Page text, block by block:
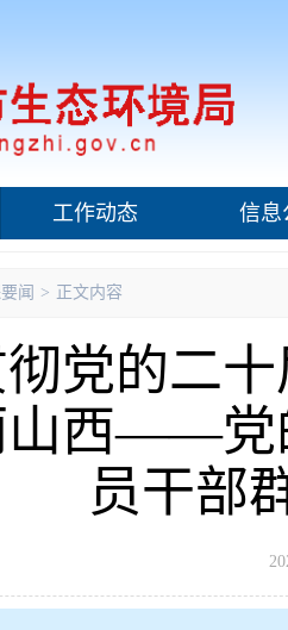
工作动态 信息
闻 > 正文内容
彻党的二
山西——党
员干部